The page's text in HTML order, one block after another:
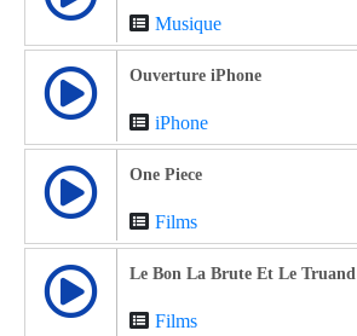
Musique
Ouverture iPhone
iPhone
One Piece
Films
Le Bon La Brute Et Le Truand
Films